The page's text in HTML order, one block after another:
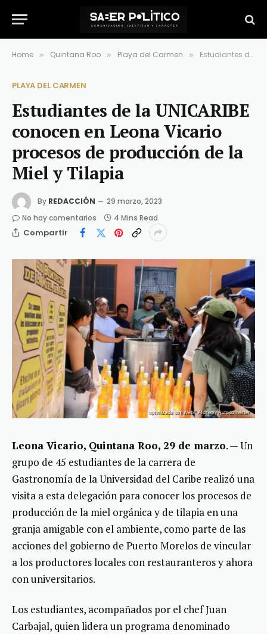
Home » Quintana Roo » Playa del Carmen » Estudiantes de la UNICARIBE conocen en Leona Vicario procesos de producción de la Miel y Tilapia
PLAYA DEL CARMEN
Estudiantes de la UNICARIBE
conocen en Leona Vicario
procesos de producción de la
Miel y Tilapia
By REDACCIÓN
29 marzo, 2023
No hay comentarios
4 Mins Read
Compartir
Leona Vicario, Quintana Roo, 29 de marzo. — Un
grupo de 45 estudiantes de la carrera de
Gastronomía de la Universidad del Caribe realizó una
visita a esta delegación para conocer los procesos de
producción de la miel orgánica y de tilapia en una
granja amigable con el ambiente, como parte de las
acciones del gobierno de Puerto Morelos de vincular
a los productores locales con restauranteros y ahora
con universitarios.
Los estudiantes, acompañados por el chef Juan
Carbajal, quien lidera un programa denominado